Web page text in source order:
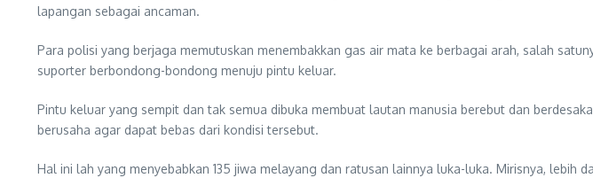
lapangan sebagai ancaman.
Para polisi yang berjaga memutuskan menembakkan gas air mata ke berbagai arah, salah
suporter berbondong-bondong menuju pintu keluar.
Pintu keluar yang sempit dan tak semua dibuka membuat lautan manusia berebut dan
berusaha agar dapat bebas dari kondisi tersebut.
Hal ini lah yang menyebabkan 135 jiwa melayang dan ratusan lainnya luka-luka. Mirisnya,